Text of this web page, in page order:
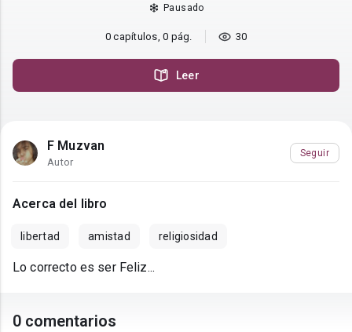
Pausado
0 capítulos, 0 pág. 30
Leer
F Muzvan
Autor
Seguir
Acerca del libro
libertad amistad religiosidad
Lo correcto es ser Feliz...
0 comentarios